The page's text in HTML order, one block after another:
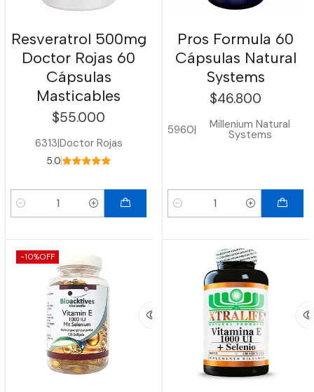
Resveratrol 500mg
Doctor Rojas 60
Cápsulas
Masticables
$55.000
6313|Doctor Rojas
5.0
Cantidad
Pros Formula 60
Cápsulas Natural
Systems
$46.800
5960| Millenium Natural
Systems
Cantidad
-10%OFF